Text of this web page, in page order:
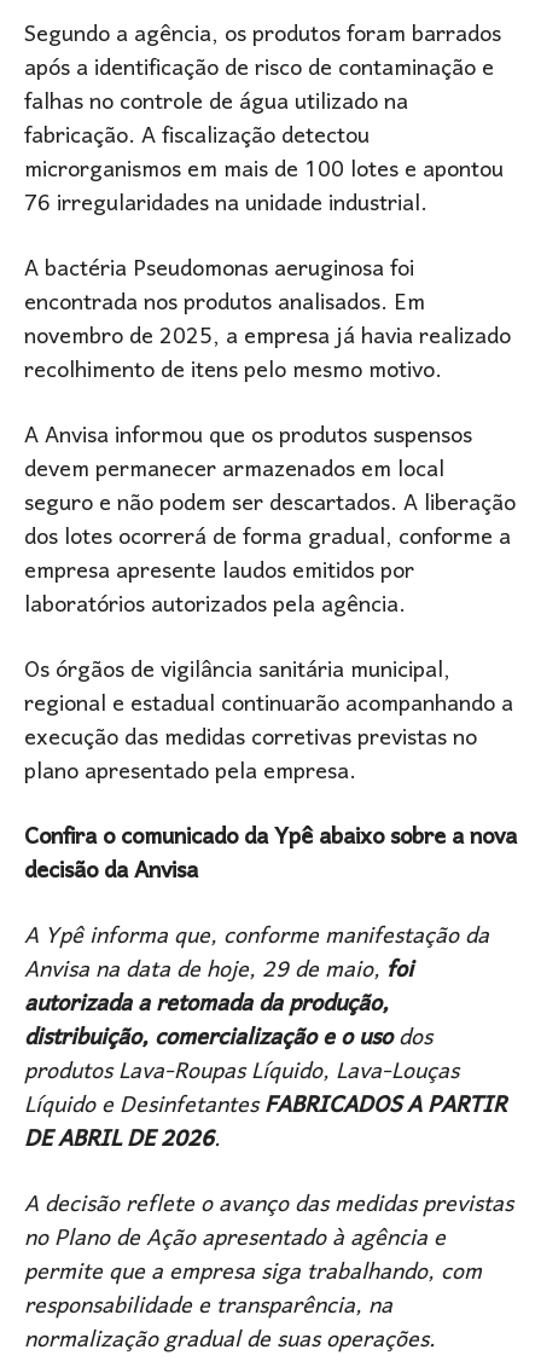
Segundo a agência, os produtos foram barrados
após a identificação de risco de contaminação e
falhas no controle de água utilizado na
fabricação. A fiscalização detectou
microrganismos em mais de 100 lotes e apontou
76 irregularidades na unidade industrial.
A bactéria Pseudomonas aeruginosa foi
encontrada nos produtos analisados. Em
novembro de 2025, a empresa já havia realizado
recolhimento de itens pelo mesmo motivo.
A Anvisa informou que os produtos suspensos
devem permanecer armazenados em local
seguro e não podem ser descartados. A liberação
dos lotes ocorrerá de forma gradual, conforme a
empresa apresente laudos emitidos por
laboratórios autorizados pela agência.
Os órgãos de vigilância sanitária municipal,
regional e estadual continuarão acompanhando a
execução das medidas corretivas previstas no
plano apresentado pela empresa.
Confira o comunicado da Ypê abaixo sobre a nova
decisão da Anvisa
A Ypê informa que, conforme manifestação da
Anvisa na data de hoje, 29 de maio,foi
autorizada a retomada da produção,
distribuição, comercialização e o usodos
produtos Lava-Roupas Líquido, Lava-Louças
Líquido e DesinfetantesFABRICADOS A PARTIR
DE ABRIL DE 2026.
A decisão reflete o avanço das medidas previstas
no Plano de Ação apresentado à agência e
permite que a empresa siga trabalhando, com
responsabilidade e transparência, na
normalização gradual de suas operações.